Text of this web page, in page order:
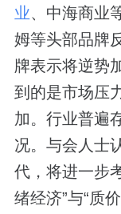
业、中海商业
姆等头部品牌
牌表示将逆势
到的是市场压
加。行业普遍
况。与会人士
代，将进一步
绪经济”与“质